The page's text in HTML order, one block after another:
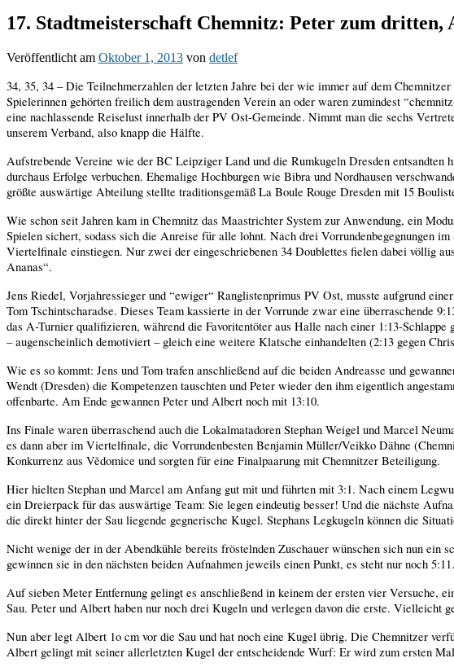
17. Stadtmeisterschaft Chemnitz: Peter zum dritten,
Veröffentlicht am Oktober 1, 2013 von detlef
34, 35, 34 – Die Teilnehmerzahlen der letzten Jahre bei der wie immer auf dem
Spielerinnen gehörten freilich dem austragenden Verein an oder waren zumindest
eine nachlassende Reiselust innerhalb der PV Ost-Gemeinde. Nimmt man die sechs
unserem Verband, also knapp die Hälfte.
Aufstrebende Vereine wie der BC Leipziger Land und die Rumkugeln Dresden
durchaus Erfolge verbuchen. Ehemalige Hochburgen wie Bibra und Nordhausen
größte auswärtige Abteilung stellte traditionsgemäß La Boule Rouge Dresden mit 15
Wie schon seit Jahren kam in Chemnitz das Maastrichter System zur Anwendung, ein
Spielen sichert, sodass sich die Anreise für alle lohnt. Nach drei Vorrundenbegegnungen
Viertelfinale einstiegen. Nur zwei der eingeschriebenen 34 Doublettes fielen dabei völlig
Ananas“.
Jens Riedel, Vorjahressieger und “ewiger“ Ranglistenprimus PV Ost, musste aufgrund
Tom Tschintscharadse. Dieses Team kassierte in der Vorrunde zwar eine überraschende
das A-Turnier qualifizieren, während die Favoritentöter aus Halle nach einer 1:13-
– augenscheinlich demotiviert – gleich eine weitere Klatsche einhandelten (2:13 gegen
Wie es so kommt: Jens und Tom trafen anschließend auf die beiden Andreasse und
Wendt (Dresden) die Kompetenzen tauschten und Peter wieder den ihm eigentlich
offenbarte. Am Ende gewannen Peter und Albert noch mit 13:10.
Ins Finale waren überraschend auch die Lokalmatadoren Stephan Weigel und Marcel
es dann aber im Viertelfinale, die Vorrundenbesten Benjamin Müller/Veikko Dähne
Konkurrenz aus Vědomice und sorgten für eine Finalpaarung mit Chemnitzer Beteiligung.
Hier hielten Stephan und Marcel am Anfang gut mit und führten mit 3:1. Nach einem
ein Dreierpack für das auswärtige Team: Sie legen eindeutig besser! Und die nächste
die direkt hinter der Sau liegende gegnerische Kugel. Stephans Legkugeln können die
Nicht wenige der in der Abendkühle bereits fröstelnden Zuschauer wünschen sich nun ein
gewinnen sie in den nächsten beiden Aufnahmen jeweils einen Punkt, es steht nur noch
Auf sieben Meter Entfernung gelingt es anschließend in keinem der ersten vier Versuche,
Sau. Peter und Albert haben nur noch drei Kugeln und verlegen davon die erste. Vielleicht
Nun aber legt Albert 1o cm vor die Sau und hat noch eine Kugel übrig. Die Chemnitzer
Albert gelingt mit seiner allerletzten Kugel der entscheidende Wurf: Er wird zum ersten